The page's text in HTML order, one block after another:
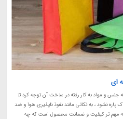
ای
جنس و مواد به کار رفته در ساخت آن توجه کرد تا
نشود ، به نکاتی مانند نفوذ ناپذیری هوا و ضد
همه مهم تر کیفیت و ضمانت محصول است که چه